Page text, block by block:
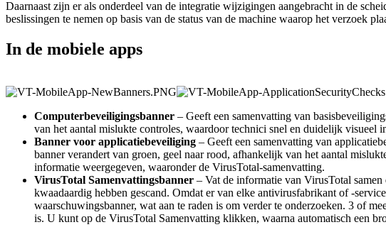
Daarnaast zijn er als onderdeel van de integratie wijzigingen aangebracht in de
beslissingen te nemen op basis van de status van de machine waarop het verzoek
In de mobiele apps
Computerbeveiligingsbanner – Geeft een samenvatting van
van het aantal mislukte controles, waardoor technici snel en duidelijk visueel
Banner voor applicatiebeveiliging – Geeft een samenvatting van
banner verandert van groen, geel naar rood, afhankelijk van het aantal
informatie weergegeven, waaronder de VirusTotal-samenvatting.
VirusTotal Samenvattingsbanner – Vat de informatie van VirusTotal samen
kwaadaardig hebben gescand. Omdat er van elke antivirusfabrikant of -service
waarschuwingsbanner, wat aan te raden is om verder te onderzoeken. 3 of
is. U kunt op de VirusTotal Samenvatting klikken, waarna automatisch een